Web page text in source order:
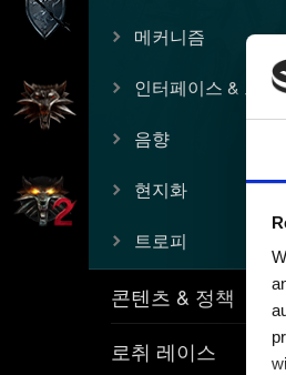
메커니즘
인터페이스 & 그래
음향
현지화
트로피
콘텐츠 & 정책
로취 레이스